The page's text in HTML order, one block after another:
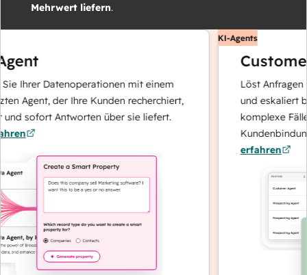
Mehrwert liefern.
Ihrer Datenoperationen mit einem
Agent, der Ihre Kunden recherchiert,
sofort Antworten über sie liefert.
KI-Agents
Löst Anfragen
und eskaliert
komplexe
erfahren